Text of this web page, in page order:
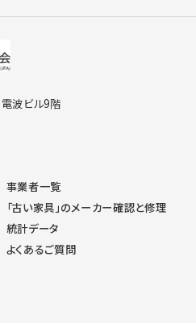
波ビル9階
事業者一覧
「古い家具」のメーカー確認と修理
統計データ
よくあるご質問